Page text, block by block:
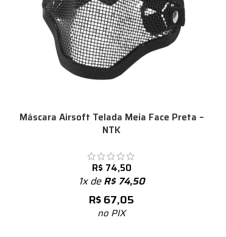
Máscara Airsoft Telada Meia Face Preta –
NTK
R$ 74,50
1x deR$74,50
R$67,05
no PIX